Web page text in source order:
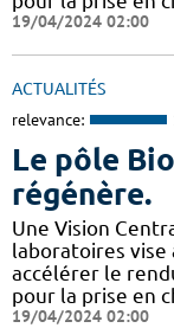
19/04/2024 02:00
ACTUALITÉS
relevance:
Le pôle
régénère.
Une Vision
laboratoires vise
accélérer le
pour la prise en
19/04/2024 02:00